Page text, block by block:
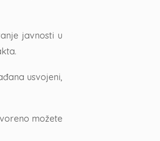
javnosti u
usvojeni,
možete